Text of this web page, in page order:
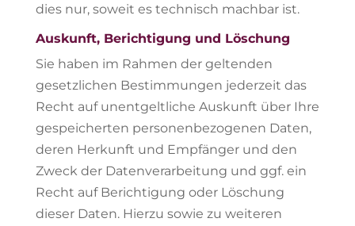
dies nur, soweit es technisch machbar ist.
Auskunft, Berichtigung und Löschung
Sie haben im Rahmen der geltenden
gesetzlichen Bestimmungen jederzeit das
Recht auf unentgeltliche Auskunft über Ihre
gespeicherten personenbezogenen Daten,
deren Herkunft und Empfänger und den
Zweck der Datenverarbeitung und ggf. ein
Recht auf Berichtigung oder Löschung
dieser Daten. Hierzu sowie zu weiteren